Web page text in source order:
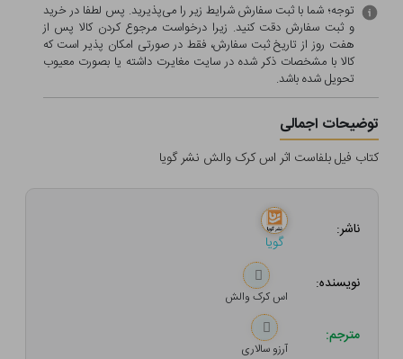
توجه؛ شما با ثبت سفارش شرایط زیر را می‌پذیرید. پس لطفا در خرید
و ثبت سفارش دقت کنید. زیرا درخواست مرجوع کردن کالا پس از
هفت روز از تاریخ ثبت سفارش، فقط در صورتی امکان پذیر است که
کالا با مشخصات ذکر شده در سایت مغایرت داشته یا بصورت معيوب
تحویل شده باشد.
توضیحات اجمالی
کتاب فیل بلفاست اثر اس کرک والش نشر گویا
ناشر:
گویا
نویسنده:
اس کرک والش
مترجم:
آرزو سالاری